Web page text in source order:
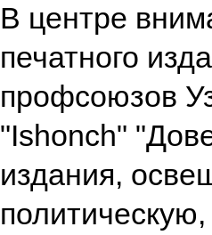
В центре
печатного
профсоюзов
"Ishonch"
издания,